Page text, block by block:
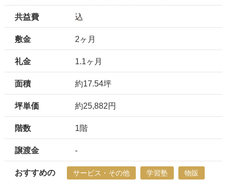
共益費 込
敷金 2ヶ月
礼金 1.1ヶ月
面積 約17.54坪
坪単価 約25,882円
階数 1階
譲渡金 -
おすすめの
サービス・その他 学習塾 物販